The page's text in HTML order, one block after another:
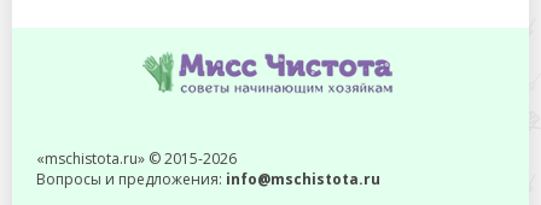
«mschistota.ru» © 2015-2026
Вопросы и предложения: info@mschistota.ru